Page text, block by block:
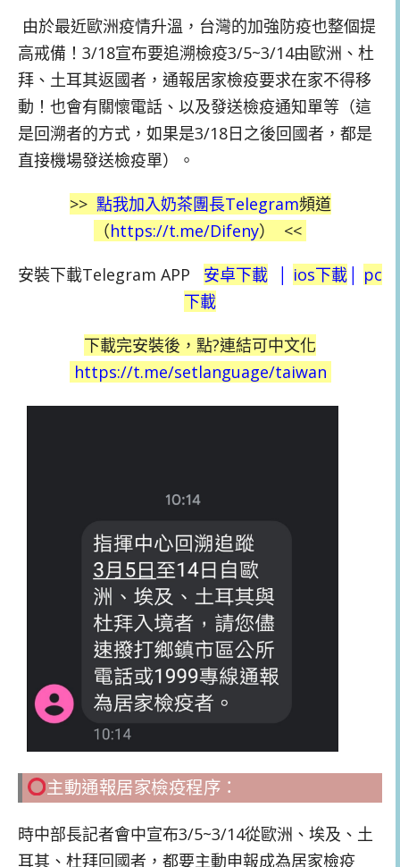
由於最近歐洲疫情升溫，台灣的加強防疫也整個提
高戒備！3/18宣布要追溯檢疫3/5~3/14由歐洲、杜
拜、土耳其返國者，通報居家檢疫要求在家不得移
動！也會有關懷電話、以及發送檢疫通知單等（這
是回溯者的方式，如果是3/18日之後回國者，都是
直接機場發送檢疫單）。
>> 點我加入奶茶團長Telegram頻道
（https://t.me/Difeny） <<
安裝下載Telegram APP 安卓下載 ios下載
pc
下載
下載完安裝後，點?連結可中文化
https://t.me/setlanguage/taiwan
主動通報居家檢疫程序：
時中部長記者會中宣布3/5~3/14從歐洲、埃及、土
耳其、杜拜回國者，都要主動申報成為居家檢疫